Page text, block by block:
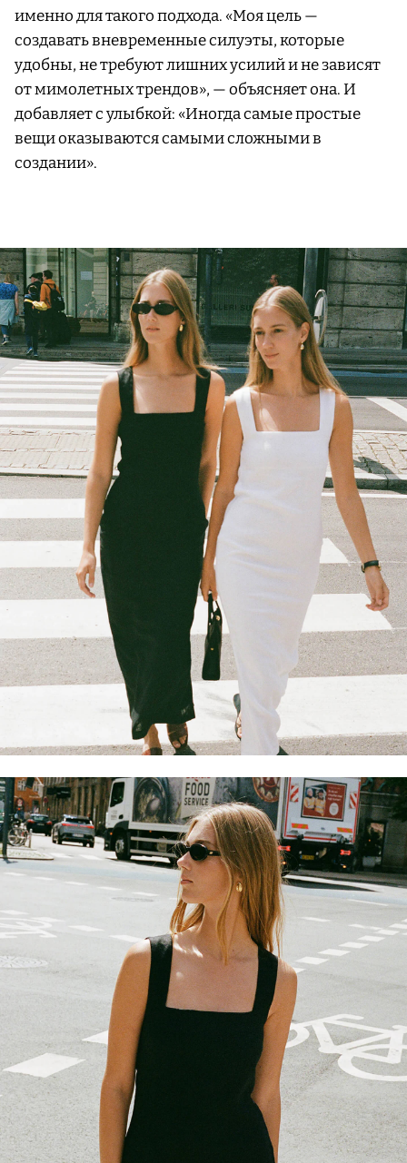
именно для такого подхода. «Моя цель —
создавать вневременные силуэты, которые
удобны, не требуют лишних усилий и не зависят
от мимолетных трендов», — объясняет она. И
добавляет с улыбкой: «Иногда самые простые
вещи оказываются самыми сложными в
создании».